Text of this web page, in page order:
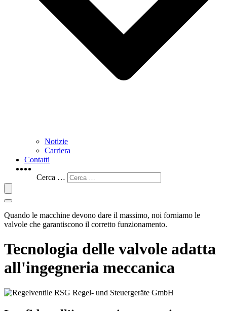
Notizie
Carriera
Contatti
Cerca …
Quando le macchine devono dare il massimo, noi forniamo le
valvole che garantiscono il corretto funzionamento.
Tecnologia delle valvole adatta
all'ingegneria meccanica